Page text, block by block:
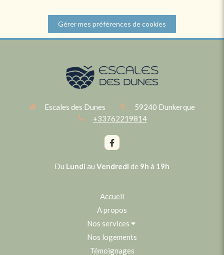
Gérer mes préférences de cookies
Escales des Dunes 59240 Dunkerque
+33762219814
Du Lundi au Vendredi de 9h à 19h
Accueil
A propos
Nos services
Nos logements
Témoignages